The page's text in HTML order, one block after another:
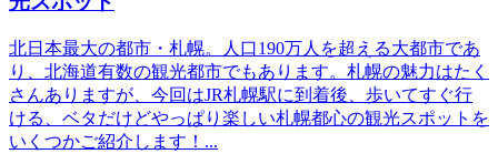
北日本最大の都市・札幌。人口190万人を超える大都市であ
り、北海道有数の観光都市でもあります。札幌の魅力はたく
さんありますが、今回はJR札幌駅に到着後、歩いてすぐ行
ける、ベタだけどやっぱり楽しい札幌都心の観光スポットを
いくつかご紹介します！...